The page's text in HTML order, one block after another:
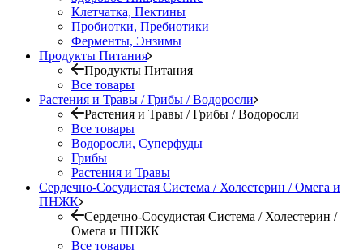
Клетчатка, Пектины
Пробиотки, Пребиотики
Ферменты, Энзимы
Продукты Питания
Продукты Питания
Все товары
Растения и Травы / Грибы / Водоросли
Растения и Травы / Грибы / Водоросли
Все товары
Водоросли, Суперфуды
Грибы
Растения и Травы
Сердечно-Сосудистая Система / Холестерин / Омега и
ПНЖК
Сердечно-Сосудистая Система / Холестерин /
Омега и ПНЖК
Все товары